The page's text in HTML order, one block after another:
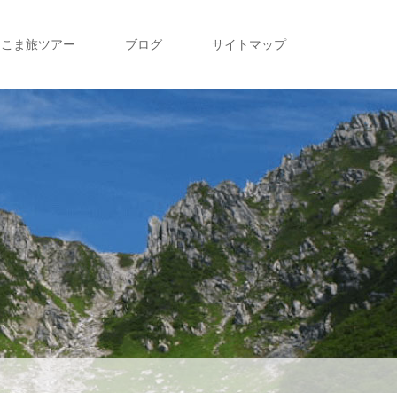
こま旅ツアー ブログ サイトマップ